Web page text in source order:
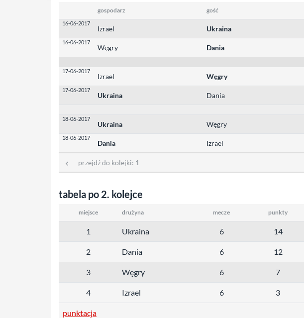
gospodarz gość
16-06-2017
Izrael Ukraina
16-06-2017
Węgry Dania
17-06-2017
Izrael Węgry
17-06-2017
Ukraina Dania
18-06-2017
Ukraina Węgry
18-06-2017
Dania Izrael
przejdź do kolejki: 1
tabela po 2. kolejce
miejsce drużyna mecze punkty
1 Ukraina 6 14
2 Dania 6 12
3 Węgry 6 7
4 Izrael 6 3
punktacja